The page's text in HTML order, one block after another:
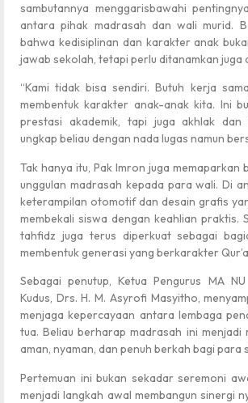
sambutannya menggarisbawahi
antara pihak madrasah dan wali murid.
bahwa kedisiplinan dan karakter anak
jawab sekolah, tetapi perlu ditanamkan juga
“Kami tidak bisa sendiri. Butuh kerja
membentuk karakter anak-anak kita. Ini
prestasi akademik, tapi juga akhlak dan
ungkap beliau dengan nada lugas namun
Tak hanya itu, Pak Imron juga memaparkan
unggulan madrasah kepada para wali. Di
keterampilan otomotif dan desain grafis
membekali siswa dengan keahlian praktis.
tahfidz juga terus diperkuat sebagai
membentuk generasi yang berkarakter
Sebagai penutup, Ketua Pengurus MA
Kudus, Drs. H. M. Asyrofi Masyitho,
menjaga kepercayaan antara lembaga
tua. Beliau berharap madrasah ini menjadi
aman, nyaman, dan penuh berkah bagi para
Pertemuan ini bukan sekadar seremoni
menjadi langkah awal membangun sinergi